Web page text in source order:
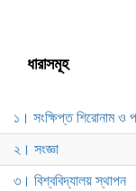
ধারাসমূহ
১। সংক্ষিপ্ত শিরোনাম ও
২। সংজ্ঞা
৩। বিশ্ববিদ্যালয় স্থাপন